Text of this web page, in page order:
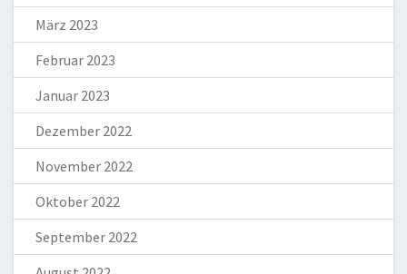
März 2023
Februar 2023
Januar 2023
Dezember 2022
November 2022
Oktober 2022
September 2022